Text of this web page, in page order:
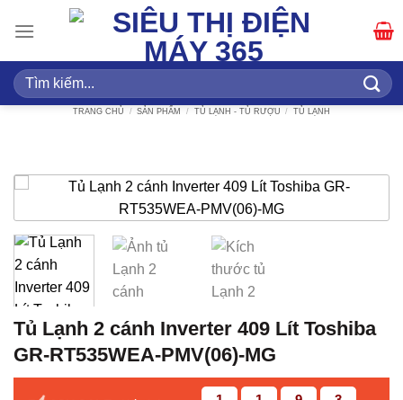
qua
dung
Tìm
kiếm:
TRANG CHỦ / SẢN PHẨM / TỦ LẠNH - TỦ RƯỢU / TỦ LẠNH
Tủ Lạnh 2 cánh Inverter 409 Lít Toshiba
GR-RT535WEA-PMV(06)-MG